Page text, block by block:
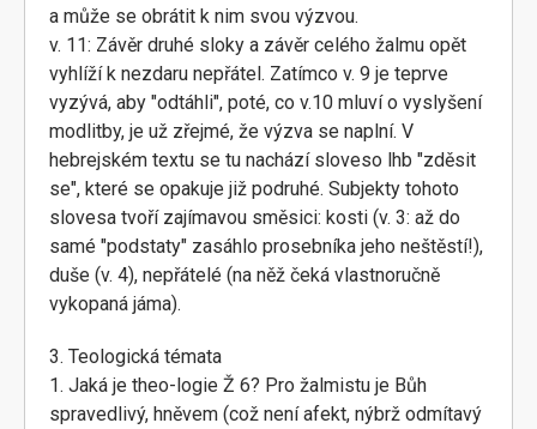
a může se obrátit k nim svou výzvou.
v. 11: Závěr druhé sloky a závěr celého žalmu opět
vyhlíží k nezdaru nepřátel. Zatímco v. 9 je teprve
vyzývá, aby "odtáhli", poté, co v.10 mluví o vyslyšení
modlitby, je už zřejmé, že výzva se naplní. V
hebrejském textu se tu nachází sloveso lhb "zděsit
se", které se opakuje již podruhé. Subjekty tohoto
slovesa tvoří zajímavou směsici: kosti (v. 3: až do
samé "podstaty" zasáhlo prosebníka jeho neštěstí!),
duše (v. 4), nepřátelé (na něž čeká vlastnoručně
vykopaná jáma).
3. Teologická témata
1. Jaká je theo-logie Ž 6? Pro žalmistu je Bůh
spravedlivý, hněvem (což není afekt, nýbrž odmítavý